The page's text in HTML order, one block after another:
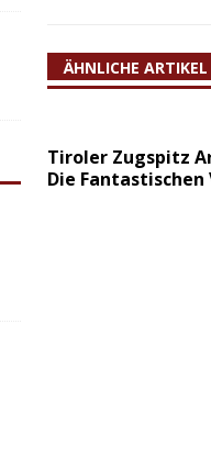
ÄHNLICHE ARTIKEL
Tiroler Zugspitz
Die Fantastischen